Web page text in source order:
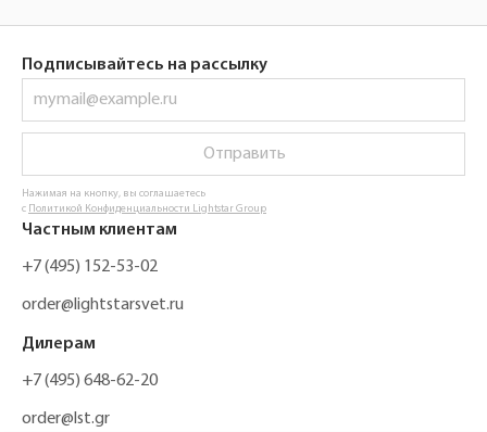
Подписывайтесь на рассылку
Отправить
Нажимая на кнопку, вы соглашаетесь
с Политикой Конфиденциальности Lightstar Group
Частным клиентам
+7 (495) 152-53-02
order@lightstarsvet.ru
Дилерам
+7 (495) 648-62-20
order@lst.gr